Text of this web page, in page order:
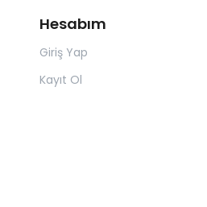
Hesabım
Giriş Yap
Kayıt Ol